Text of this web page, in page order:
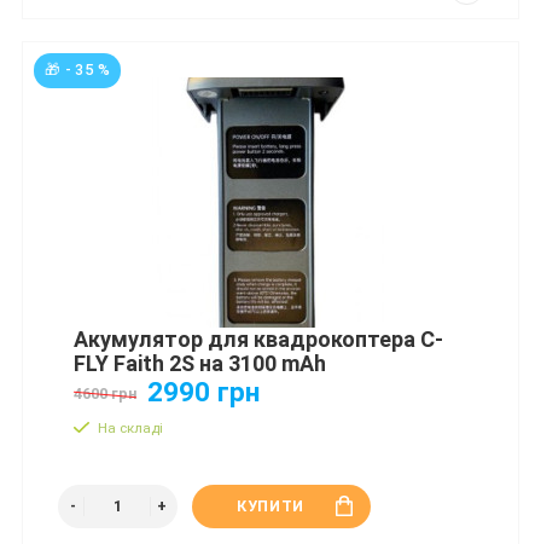
🎁 - 35 %
Акумулятор для квадрокоптера C-
FLY Faith 2S на 3100 mAh
4600 грн 2990 грн
На складі
КУПИТИ